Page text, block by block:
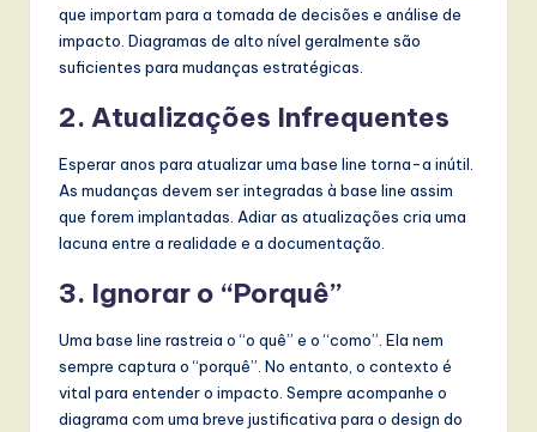
que importam para a tomada de decisões e análise de
impacto. Diagramas de alto nível geralmente são
suficientes para mudanças estratégicas.
2. Atualizações Infrequentes
Esperar anos para atualizar uma base line torna-a inútil.
As mudanças devem ser integradas à base line assim
que forem implantadas. Adiar as atualizações cria uma
lacuna entre a realidade e a documentação.
3. Ignorar o “Porquê”
Uma base line rastreia o “o quê” e o “como”. Ela nem
sempre captura o “porquê”. No entanto, o contexto é
vital para entender o impacto. Sempre acompanhe o
diagrama com uma breve justificativa para o design do